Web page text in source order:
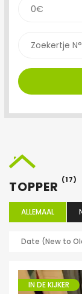
TOPPER (17)
ALLEMAAL
Date (New to
IN DE KIJKER